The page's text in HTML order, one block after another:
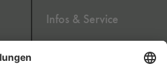
Infos & Service